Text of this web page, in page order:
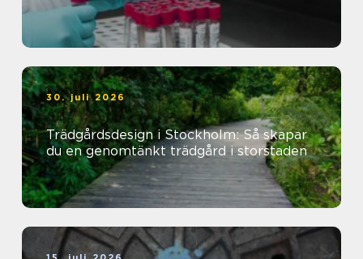
30. juli 2026
Trädgårdsdesign i Stockholm: Så skapar
du en genomtänkt trädgård i storstaden